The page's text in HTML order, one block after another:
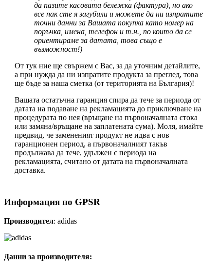
да пазите касовата бележка (фактура), но ако
все пак сте я загубили и можете да ни изпратите
точни данни за Вашата покупка като номер на
поръчка, имена, телефон и т.н., по които да се
ориентираме за датата, това също е
възможност!)
От тук ние ще свържем с Вас, за да уточним детайлите,
а при нужда да ни изпратите продукта за преглед, това
ще бъде за наша сметка (от територията на България)!
Вашата остатъчна гаранция спира да тече за периода от
датата на подаване на рекламацията до приключване на
процедурата по нея (връщане на първоначалната стока
или замяна/връщане на заплатената сума). Моля, имайте
предвид, че замененият продукт не идва с нов
гаранционен период, а първоначалният такъв
продължава да тече, удължен с периода на
рекламацията, считано от датата на първоначалната
доставка.
Информация по GPSR
Производител: adidas
Данни за производителя: